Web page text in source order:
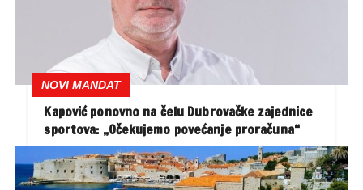
NOVI MANDAT
Kapović ponovno na čelu Dubrovačke zajednice
sportova: „Očekujemo povećanje proračuna“